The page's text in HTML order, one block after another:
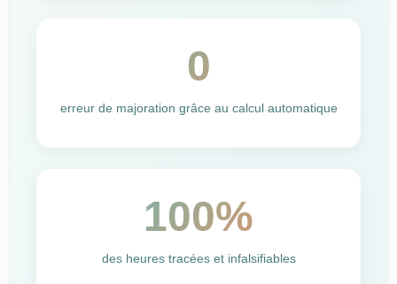
0
erreur de majoration grâce au calcul automatique
100%
des heures tracées et infalsifiables